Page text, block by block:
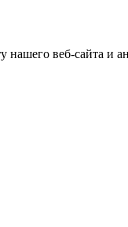
веб-сайта и